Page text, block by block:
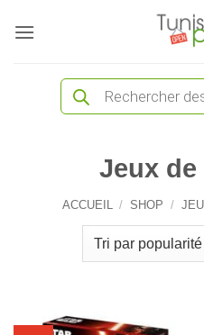
Recherche
produits
Jeux
ACCUEIL / SHOP /